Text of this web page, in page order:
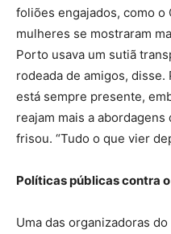
foliões engajados, como o
mulheres se mostraram
Porto usava um sutiã
rodeada de amigos, disse.
está sempre presente,
reajam mais a abordagens
frisou. “Tudo o que vier
Políticas públicas contra
Uma das organizadoras